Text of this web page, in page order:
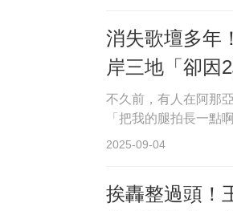
消失歌壇多年
岸三地「卻因
不久前，有人在阿那
「把我的腿拍長一點
2025-09-04
挨轟整過頭！